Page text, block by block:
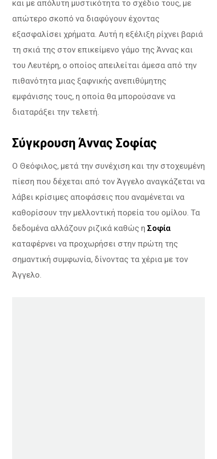
και με απόλυτη μυστικότητα το σχέδιο τους, με
απώτερο σκοπό να διαφύγουν έχοντας
εξασφαλίσει χρήματα. Αυτή η εξέλιξη ρίχνει βαριά
τη σκιά της στον επικείμενο γάμο της Άννας και
του Λευτέρη, ο οποίος απειλείται άμεσα από την
πιθανότητα μιας ξαφνικής ανεπιθύμητης
εμφάνισης τους, η οποία θα μπορούσανε να
διαταράξει την τελετή.
Σύγκρουση Άννας Σοφίας
Ο Θεόφιλος, μετά την συνέχιση και την στοχευμένη
πίεση που δέχεται από τον Άγγελο αναγκάζεται να
λάβει κρίσιμες αποφάσεις που αναμένεται να
καθορίσουν την μελλοντική πορεία του ομίλου. Τα
δεδομένα αλλάζουν ριζικά καθώς η Σοφία
καταφέρνει να προχωρήσει στην πρώτη της
σημαντική συμφωνία, δίνοντας τα χέρια με τον
Άγγελο.